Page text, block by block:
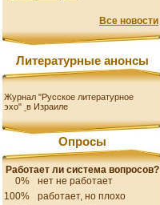
Все новости
Литературные анонсы
Журнал "Русское литературное
эхо" в Израиле
Опросы
Работает ли система вопросов?
0%
нет не работает
100%
работает, но плохо